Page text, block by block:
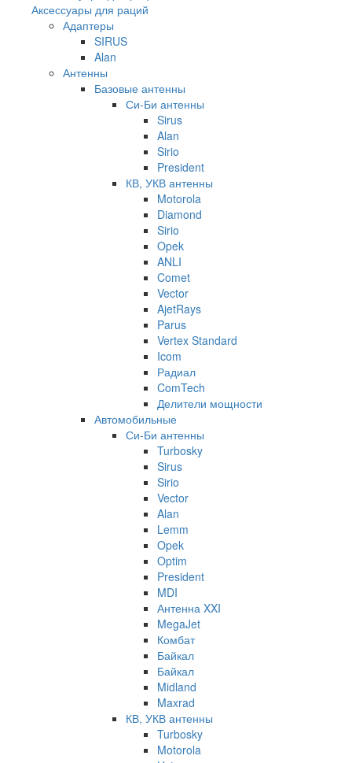
Аксессуары для раций
Адаптеры
SIRUS
Alan
Антенны
Базовые антенны
Си-Би антенны
Sirus
Alan
Sirio
President
КВ, УКВ антенны
Motorola
Diamond
Sirio
Opek
ANLI
Comet
Vector
AjetRays
Parus
Vertex Standard
Icom
Радиал
ComTech
Делители мощности
Автомобильные
Си-Би антенны
Turbosky
Sirus
Sirio
Vector
Alan
Lemm
Opek
Optim
President
MDI
Антенна XXI
MegaJet
Комбат
Байкал
Байкал
Midland
Maxrad
КВ, УКВ антенны
Turbosky
Motorola